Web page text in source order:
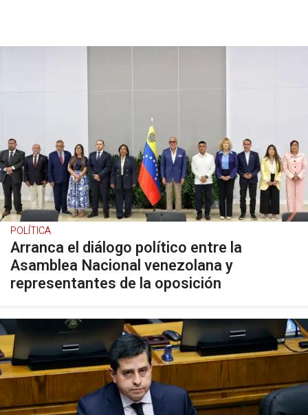
POLÍTICA
Arranca el diálogo político entre la
Asamblea Nacional venezolana y
representantes de la oposición